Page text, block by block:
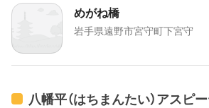
めがね橋
岩手県遠野市宮守町下宮守
八幡平（はちまんたい）アスピ